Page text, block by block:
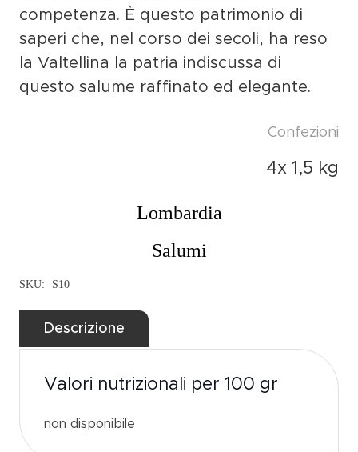
competenza. È questo patrimonio di
saperi che, nel corso dei secoli, ha reso
la Valtellina la patria indiscussa di
questo salume raffinato ed elegante.
Confezioni
4x 1,5 kg
Lombardia
Salumi
SKU: S10
Valori nutrizionali per 100 gr
non disponibile